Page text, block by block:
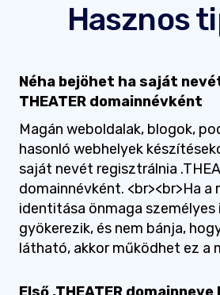
Hasznos
Néha bejöhet ha saját
THEATER domainnévként
Magán weboldalak, blogok,
hasonló webhelyek
saját nevét regisztrálnia
domainnévként. <br><br>Ha a
identitása önmaga
gyökerezik, és nem bánja,
látható, akkor működhet ez a